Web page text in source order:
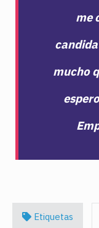
me
mucho
Etiquetas